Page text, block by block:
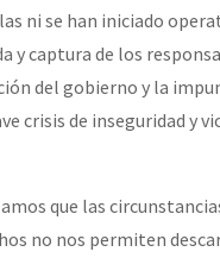
ni se han iniciado
y captura de los
del gobierno y la
crisis de inseguridad y
que las
no nos permiten